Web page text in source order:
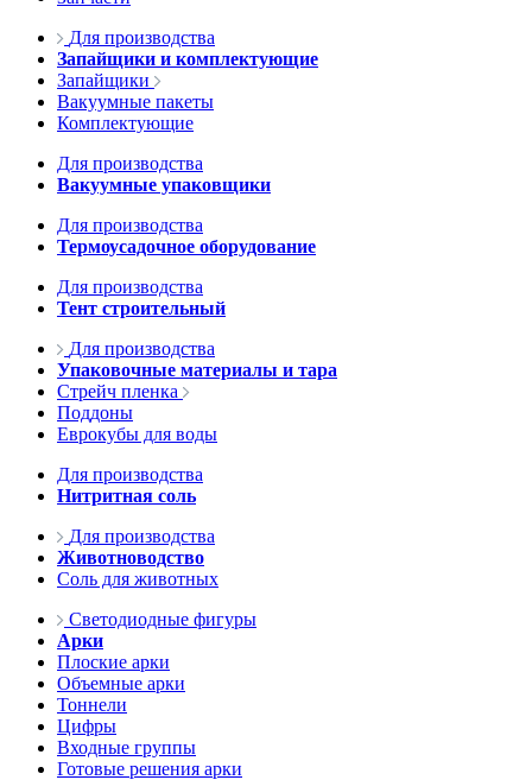
Для производства
Запайщики и комплектующие
Запайщики
Вакуумные пакеты
Комплектующие
Для производства
Вакуумные упаковщики
Для производства
Термоусадочное оборудование
Для производства
Тент строительный
Для производства
Упаковочные материалы и тара
Стрейч пленка
Поддоны
Еврокубы для воды
Для производства
Нитритная соль
Для производства
Животноводство
Соль для животных
Светодиодные фигуры
Арки
Плоские арки
Объемные арки
Тоннели
Цифры
Входные группы
Готовые решения арки